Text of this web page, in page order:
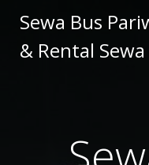
Sewa Bus
& Rental